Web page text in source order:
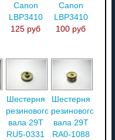
Canon
LBP3410
125 руб
Canon
LBP3410
100 руб
Шестерня
резинового
вала 29T
RU5-0331
Шестерня
резинового
вала 29T
RA0-1088